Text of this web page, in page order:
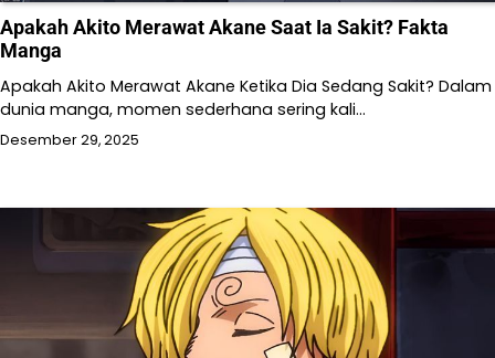
Apakah Akito Merawat Akane Saat Ia Sakit? Fakta
Manga
Apakah Akito Merawat Akane Ketika Dia Sedang Sakit? Dalam
dunia manga, momen sederhana sering kali…
Desember 29, 2025